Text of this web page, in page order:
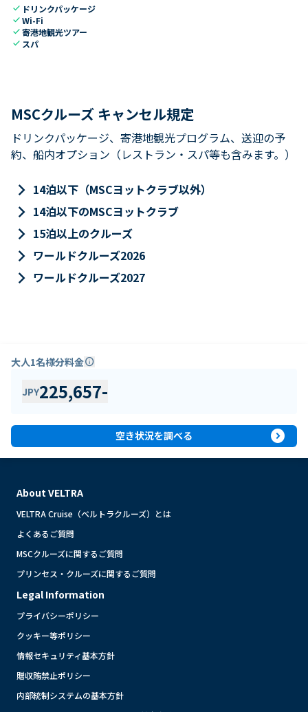
check ドリンクパッケージ
checkWi-Fi
check寄港地観光ツアー
check スパ
MSCクルーズ キャンセル規定
ドリンクパッケージ、寄港地観光プログラム、送迎の予
約、船内オプション（レストラン・スパ等も含みます。）
keyboard_arrow_right 14泊以下（MSCヨットクラブ以外）
keyboard_arrow_right 14泊以下のMSCヨットクラブ
keyboard_arrow_right 15泊以上のクルーズ
keyboard_arrow_right ワールドクルーズ2026
keyboard_arrow_right ワールドクルーズ2027
大人1名様分料金info
JPY225,657-
空き状況を調べる expand_circle_right
About VELTRA
VELTRA Cruise（ベルトラクルーズ）とは
よくあるご質問
MSCクルーズに関するご質問
プリンセス・クルーズに関するご質問
Legal Information
プライバシーポリシー
クッキー等ポリシー
情報セキュリティ基本方針
贈収賄禁止ポリシー
内部統制システムの基本方針